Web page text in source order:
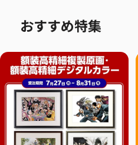
おすすめ特集